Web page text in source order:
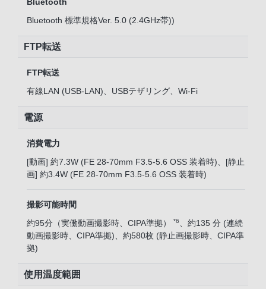
Bluetooth
Bluetooth 標準規格Ver. 5.0 (2.4GHz帯))
FTP転送
FTP転送
有線LAN (USB-LAN)、USBテザリング、Wi-Fi
電源
消費電力
[動画] 約7.3W (FE 28-70mm F3.5-5.6 OSS 装着時)、[静止
画] 約3.4W (FE 28-70mm F3.5-5.6 OSS 装着時)
撮影可能時間
約95分（実働動画撮影時、CIPA準拠） *6、約135 分 (連続
動画撮影時、CIPA準拠)、約580枚 (静止画撮影時、CIPA準
拠)
使用温度範囲